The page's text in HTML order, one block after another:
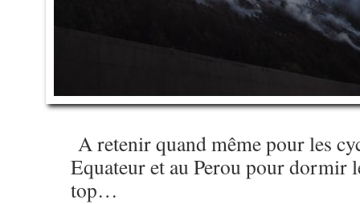
A retenir quand même pour les
Equateur et au Perou pour dormir
top…